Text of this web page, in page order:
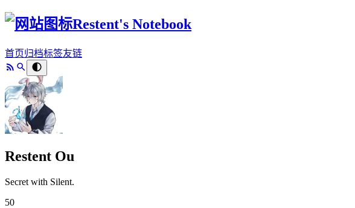
Restent's Notebook
首页归档标签友链
Restent Ou
Secret with Silent.
50